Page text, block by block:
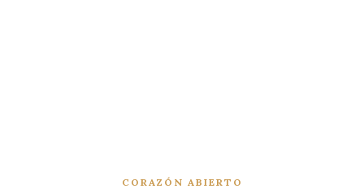
CORAZÓN ABIERTO